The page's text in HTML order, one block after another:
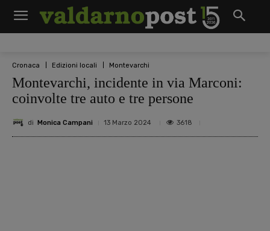
Cronaca Edizioni locali Montevarchi
Montevarchi, incidente in via Marconi:
coinvolte tre auto e tre persone
di Monica Campani 13 Marzo 2024 3618